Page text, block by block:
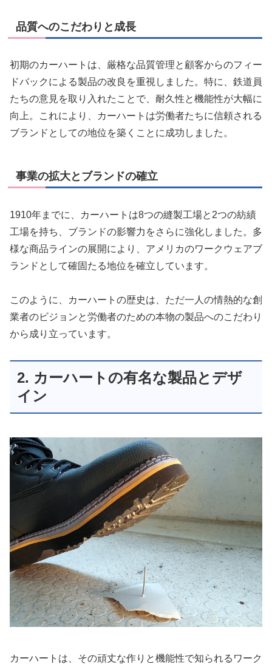
品質へのこだわりと成長
初期のカーハートは、厳格な品質管理と顧客からのフィー
ドバックによる製品の改良を重視しました。特に、鉄道員
たちの意見を取り入れたことで、耐久性と機能性が大幅に
向上。これにより、カーハートは労働者たちに信頼される
ブランドとしての地位を築くことに成功しました。
事業の拡大とブランドの確立
1910年までに、カーハートは8つの縫製工場と2つの紡績
工場を持ち、ブランドの影響力をさらに強化しました。多
様な商品ラインの展開により、アメリカのワークウェアブ
ランドとして確固たる地位を確立しています。
このように、カーハートの歴史は、ただ一人の情熱的な創
業者のビジョンと労働者のための本物の製品へのこだわり
から成り立っています。
2. カーハートの有名な製品とデザ
イン
カーハートは、その頑丈な作りと機能性で知られるワーク